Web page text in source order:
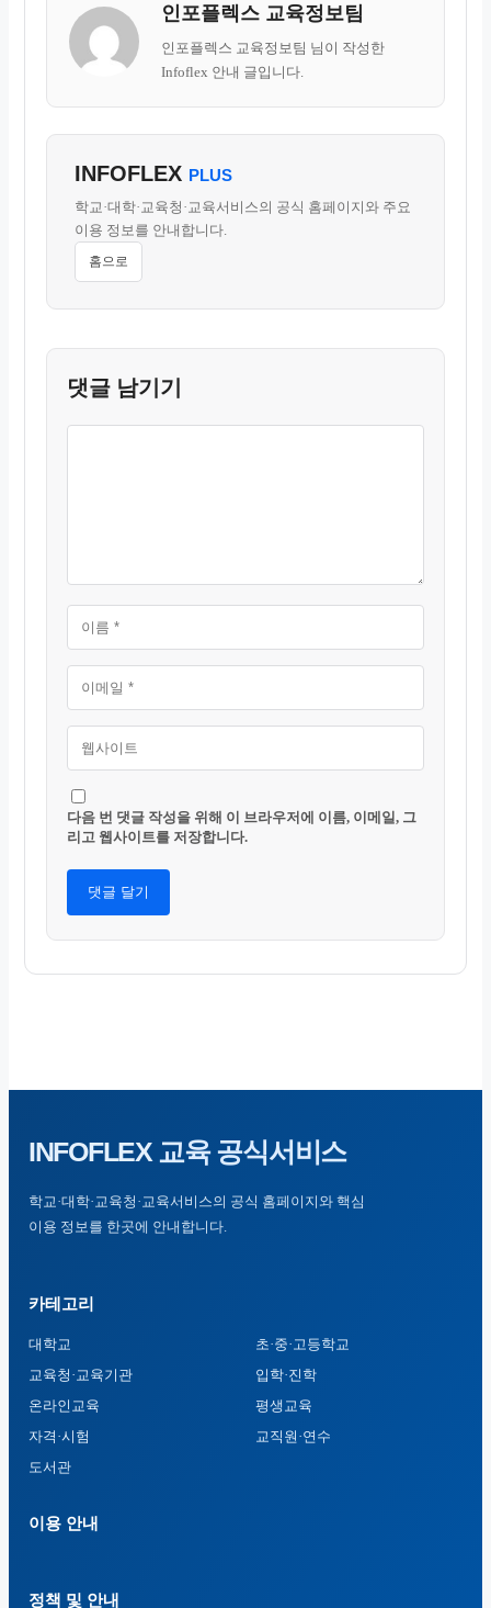
인포플렉스 교육정보팀
인포플렉스 교육정보팀 님이 작성한
Infoflex 안내 글입니다.
INFOFLEX PLUS
학교·대학·교육청·교육서비스의 공식 홈페이지와 주요
이용 정보를 안내합니다.
홈으로
댓글 남기기
댓
이
이
웹
다음 번 댓글 작성을 위해 이 브라우저에 이름, 이메일, 그
리고 웹사이트를 저장합니다.
INFOFLEX 교육 공식서비스
학교·대학·교육청·교육서비스의 공식 홈페이지와 핵심
이용 정보를 한곳에 안내합니다.
카테고리
대학교
초·중·고등학교
교육청·교육기관
입학·진학
온라인교육
평생교육
자격·시험
교직원·연수
도서관
이용 안내
정책 및 안내